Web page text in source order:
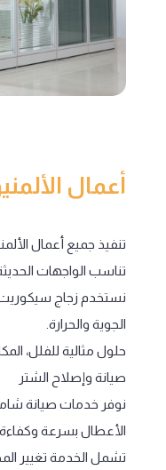
أعمال
تنفيذ جميع أعمال
تناسب الواجهات
نستخدم زجاج
الجوية والحرارة.
حلول مثالية للفلل،
صيانة وإصلاح الشتر
نوفر خدمات صيانة
الأعطال بسرعة وكفاءة.
تشمل الخدمة تغيير